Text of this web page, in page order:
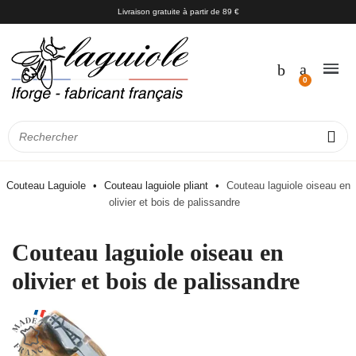
Livraison gratuite à partir de 89 €
Couteau Laguiole Couteau laguiole pliant
Couteau laguiole oiseau en
olivier et bois de palissandre
Couteau laguiole oiseau en
olivier et bois de palissandre